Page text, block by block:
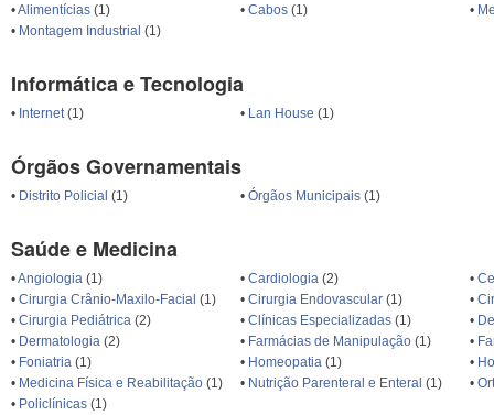
•Alimentícias (1) • Cabos(1) •
• Montagem Industrial (1)
Informática e Tecnologia
• Internet(1) • Lan House (1)
Órgãos Governamentais
• Distrito Policial (1) • Órgãos Municipais(1)
Saúde e Medicina
•Angiologia (1) • Cardiologia(2) •
• Cirurgia Crânio-Maxilo-Facial (1) • Cirurgia Endovascular(1) •
• Cirurgia Pediátrica (2) • Clínicas Especializadas(1) •
• Dermatologia (2) • Farmácias de Manipulação(1) •
• Foniatria (1) • Homeopatia(1) •
• Medicina Física e Reabilitação (1) • Nutrição Parenteral e Enteral (1) •
• Policlínicas (1)